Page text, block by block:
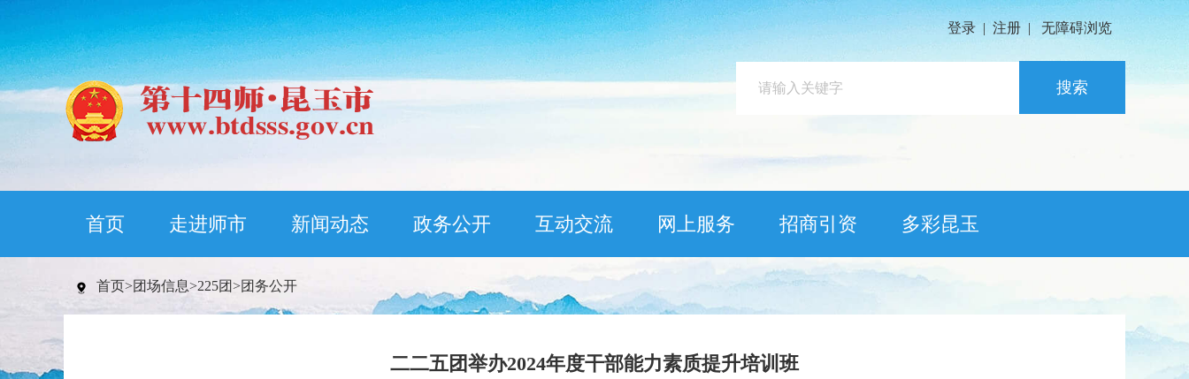
登录 | 注册 | 无障碍浏览
搜索
首页 走进师市 新闻动态 政务公开 互动交流 网上服务 招商引资 多彩昆玉
首页>团场信息>225团>团务公开
二二五团举办2024年度干部能力素质提升培训班